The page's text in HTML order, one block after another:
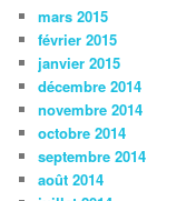
mars 2015
février 2015
janvier 2015
décembre 2014
novembre 2014
octobre 2014
septembre 2014
août 2014